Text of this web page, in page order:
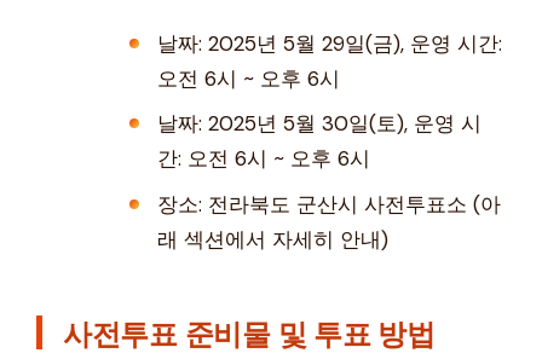
날짜: 2025년 5월 29일(금), 운영 시간:
오전 6시 ~ 오후 6시
날짜: 2025년 5월 30일(토), 운영 시
간: 오전 6시 ~ 오후 6시
장소: 전라북도 군산시 사전투표소 (아
래 섹션에서 자세히 안내)
사전투표 준비물 및 투표 방법